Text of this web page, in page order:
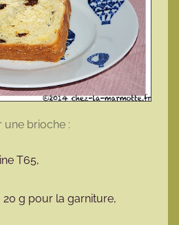
une brioche :
T65,
20 g pour la garniture,